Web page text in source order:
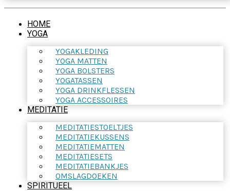
HOME
YOGA
YOGAKLEDING
YOGA MATTEN
YOGA BOLSTERS
YOGATASSEN
YOGA DRINKFLESSEN
YOGA ACCESSOIRES
MEDITATIE
MEDITATIESTOELTJES
MEDITATIEKUSSENS
MEDITATIEMATTEN
MEDITATIESETS
MEDITATIEBANKJES
OMSLAGDOEKEN
SPIRITUEEL